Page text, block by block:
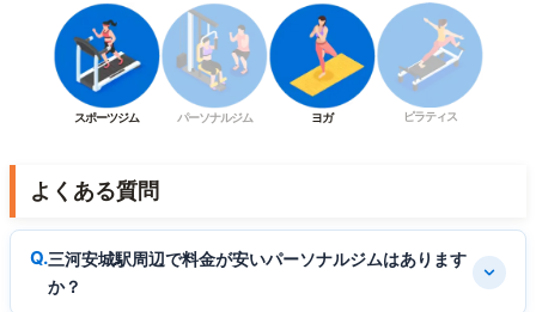
スポーツジム パーソナルジム ヨガ ピラティス
よくある質問
三河安城駅周辺で料金が安いパーソナルジムはあります
か？